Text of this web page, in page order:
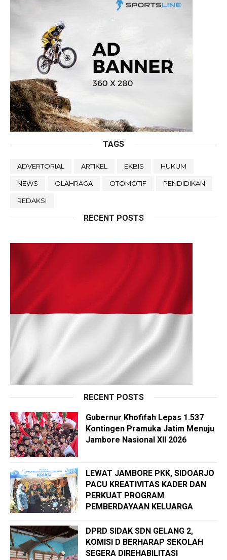
TAGS
ADVERTORIAL ARTIKEL EKBIS HUKUM
NEWS OLAHRAGA OTOMOTIF PENDIDIKAN
REDAKSI
RECENT POSTS
RECENT POSTS
Gubernur Khofifah Lepas 1.537
Kontingen Pramuka Jatim Menuju
Jambore Nasional XII 2026
LEWAT JAMBORE PKK, SIDOARJO
PACU KREATIVITAS KADER DAN
PERKUAT PROGRAM
PEMBERDAYAAN KELUARGA
DPRD SIDAK SDN GELANG 2,
KOMISI D BERHARAP SEKOLAH
SEGERA DIREHABILITASI